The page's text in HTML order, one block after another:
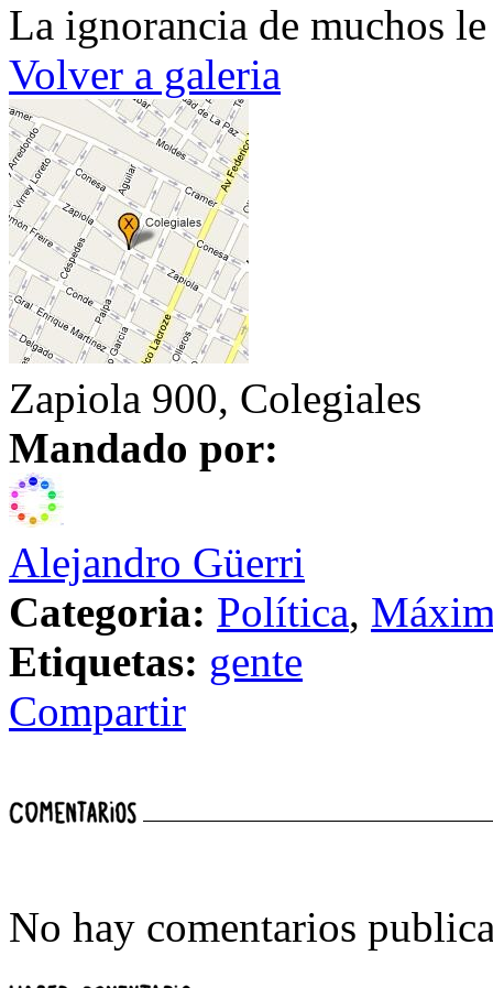
La ignorancia de muchos
Volver a galeria
Zapiola 900, Colegiales
Mandado por:
Alejandro Güerri
Categoria: Política,
Etiquetas: gente
Compartir
No hay comentarios